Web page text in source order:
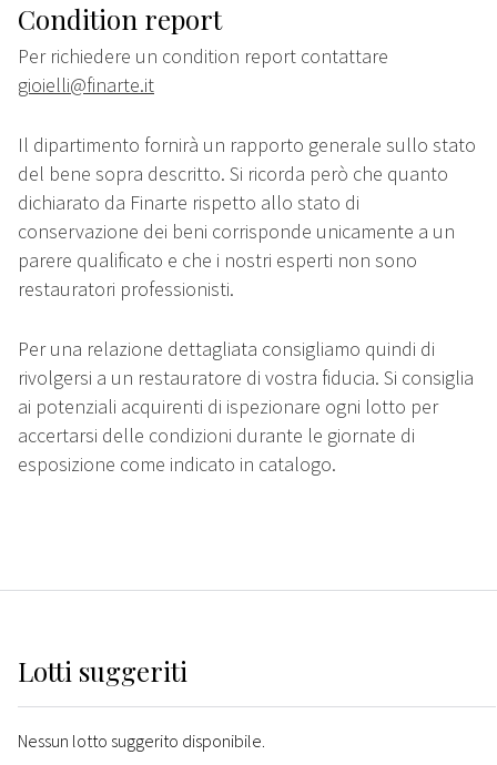
Condition report
Per richiedere un condition report contattare
gioielli@finarte.it
Il dipartimento fornirà un rapporto generale sullo stato
del bene sopra descritto. Si ricorda però che quanto
dichiarato da Finarte rispetto allo stato di
conservazione dei beni corrisponde unicamente a un
parere qualificato e che i nostri esperti non sono
restauratori professionisti.
Per una relazione dettagliata consigliamo quindi di
rivolgersi a un restauratore di vostra fiducia. Si consiglia
ai potenziali acquirenti di ispezionare ogni lotto per
accertarsi delle condizioni durante le giornate di
esposizione come indicato in catalogo.
Lotti suggeriti
Nessun lotto suggerito disponibile.